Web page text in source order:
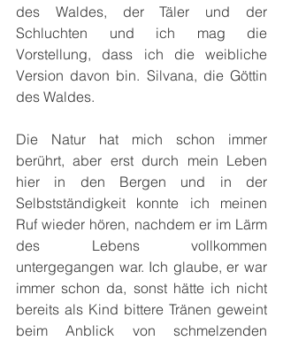
des Waldes, der Täler und der
Schluchten und ich mag die
Vorstellung, dass ich die weibliche
Version davon bin. Silvana, die Göttin
des Waldes.
Die Natur hat mich schon immer
berührt, aber erst durch mein Leben
hier in den Bergen und in der
Selbstständigkeit konnte ich meinen
Ruf wieder hören, nachdem er im Lärm
des Lebens vollkommen
untergegangen war. Ich glaube, er war
immer schon da, sonst hätte ich nicht
bereits als Kind bittere Tränen geweint
beim Anblick von schmelzenden